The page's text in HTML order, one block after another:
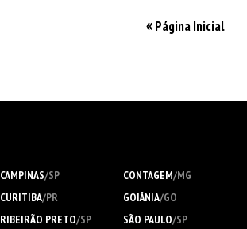
«Página Inicial
CAMPINAS/SP CONTAGEM/MG
CURITIBA/PR GOIÂNIA/GO
RIBEIRÃO PRETO/SP SÃO PAULO/SP